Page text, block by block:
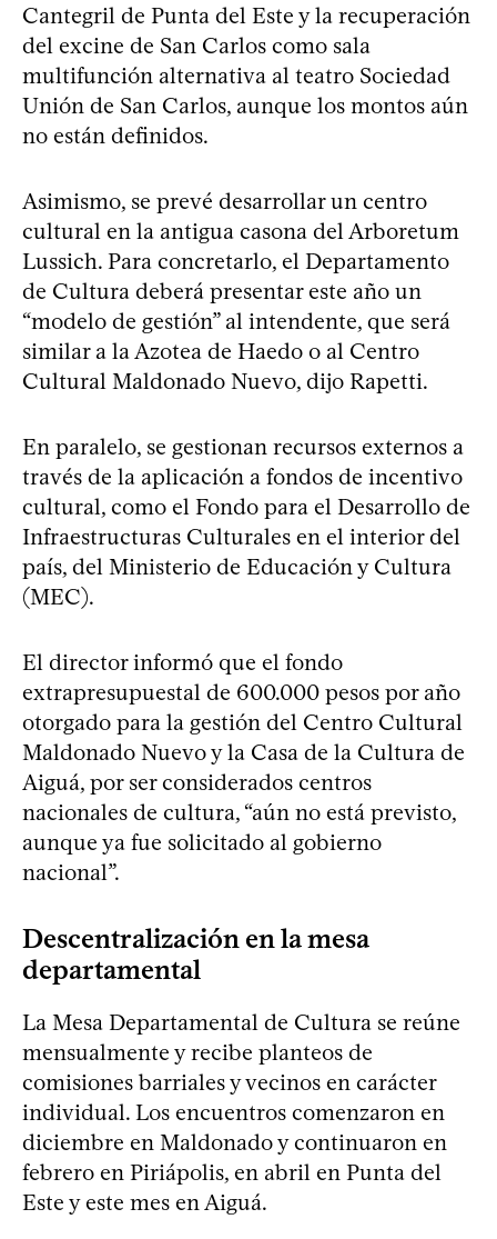
Cantegril de Punta del Este y la recuperación
del excine de San Carlos como sala
multifunción alternativa al teatro Sociedad
Unión de San Carlos, aunque los montos aún
no están definidos.
Asimismo, se prevé desarrollar un centro
cultural en la antigua casona del Arboretum
Lussich. Para concretarlo, el Departamento
de Cultura deberá presentar este año un
“modelo de gestión” al intendente, que será
similar a la Azotea de Haedo o al Centro
Cultural Maldonado Nuevo, dijo Rapetti.
En paralelo, se gestionan recursos externos a
través de la aplicación a fondos de incentivo
cultural, como el Fondo para el Desarrollo de
Infraestructuras Culturales en el interior del
país, del Ministerio de Educación y Cultura
(MEC).
El director informó que el fondo
extrapresupuestal de 600.000 pesos por año
otorgado para la gestión del Centro Cultural
Maldonado Nuevo y la Casa de la Cultura de
Aiguá, por ser considerados centros
nacionales de cultura, “aún no está previsto,
aunque ya fue solicitado al gobierno
nacional”.
Descentralización en la mesa
departamental
La Mesa Departamental de Cultura se reúne
mensualmente y recibe planteos de
comisiones barriales y vecinos en carácter
individual. Los encuentros comenzaron en
diciembre en Maldonado y continuaron en
febrero en Piriápolis, en abril en Punta del
Este y este mes en Aiguá.